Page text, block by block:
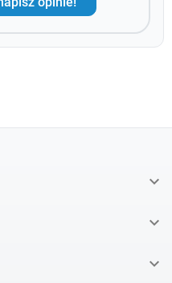


